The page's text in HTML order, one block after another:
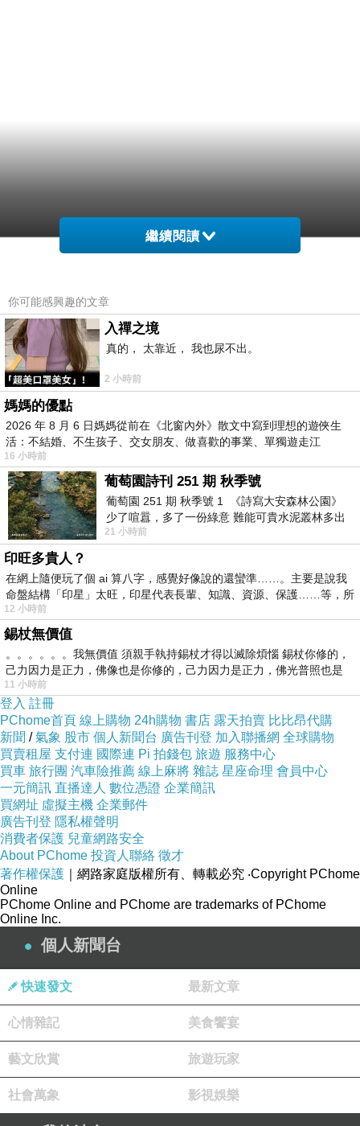
繼續閱讀
你可能感興趣的文章
入禪之境
真的， 太靠近， 我也尿不出。
2 小時前
媽媽的優點
2026 年 8 月 6 日媽媽從前在《北窗內外》散文中寫到理想的遊俠生
活：不結婚、不生孩子、交女朋友、做喜歡的事業、單獨遊走江
湖⋯⋯，
16 小時前
葡萄園詩刊 251 期 秋季號
葡萄園 251 期 秋季號 1 《詩寫大安森林公園》
少了喧囂，多了一份綠意 難能可貴水泥叢林多出
一
21 小時前
印旺多貴人？
在網上隨便玩了個 ai 算八字，感覺好像說的還蠻準……。主要是說我
命盤結構「印星」太旺，印星代表長輩、知識、資源、保護……等，所
12 小時前
錫杖無價值
。。。。。。我無價值 須親手執持錫杖才得以滅除煩惱 錫杖你修的，
己力因力是正力，佛像也是你修的，己力因力是正力，佛光普照也是
11 小時前
登入 註冊
PChome首頁 線上購物 24h購物 書店 露天拍賣 比比昂代購
新聞 /氣象 股市 個人新聞台 廣告刊登 加入聯播網 全球購物
買賣租屋 支付連 國際連 Pi 拍錢包 旅遊 服務中心
買車 旅行團 汽車險推薦 線上麻將 雜誌 星座命理 會員中心
一元簡訊 直播達人 數位憑證 企業簡訊
買網址 虛擬主機 企業郵件
廣告刊登 隱私權聲明
消費者保護 兒童網路安全
About PChome 投資人聯絡 徵才
著作權保護 ｜網路家庭版權所有、轉載必究 ‧Copyright PChome
Online
PChome Online and PChome are trademarks of PChome
Online Inc.
個人新聞台
快速發文 最新文章
心情雜記 美食饗宴
藝文欣賞 旅遊玩家
社會萬象 影視娛樂